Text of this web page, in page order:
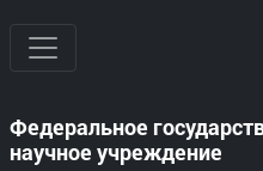
Федеральное
научное учреждение